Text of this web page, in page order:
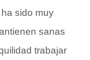
sido muy
sanas
trabajar